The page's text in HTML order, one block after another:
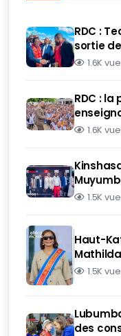
RDC :
sortie
1.6K
RDC :
1.6K
1.5K
Haut-
1.5K
des